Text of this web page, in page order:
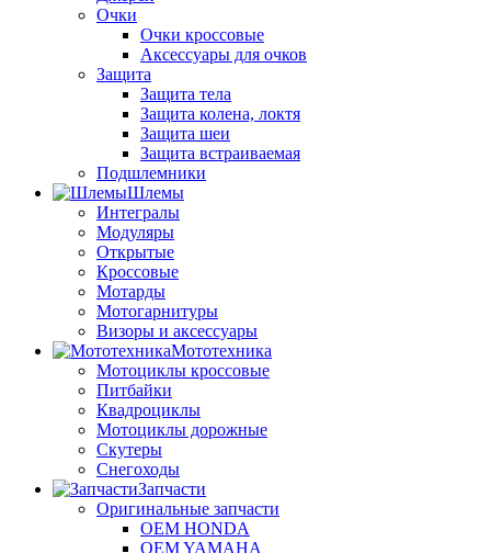
Очки
Очки кроссовые
Аксессуары для очков
Защита
Защита тела
Защита колена, локтя
Защита шеи
Защита встраиваемая
Подшлемники
Шлемы
Интегралы
Модуляры
Открытые
Кроссовые
Мотарды
Мотогарнитуры
Визоры и аксессуары
Мототехника
Мотоциклы кроссовые
Питбайки
Квадроциклы
Мотоциклы дорожные
Скутеры
Снегоходы
Запчасти
Оригинальные запчасти
OEM HONDA
OEM YAMAHA